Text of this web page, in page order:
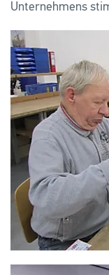
Unternehmens